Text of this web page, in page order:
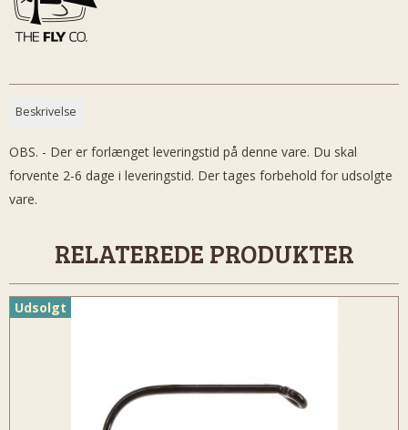
Beskrivelse
OBS. - Der er forlænget leveringstid på denne vare. Du skal
forvente 2-6 dage i leveringstid. Der tages forbehold for udsolgte
vare.
RELATEREDE PRODUKTER
Udsolgt